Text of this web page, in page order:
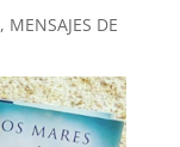
, MENSAJES DE